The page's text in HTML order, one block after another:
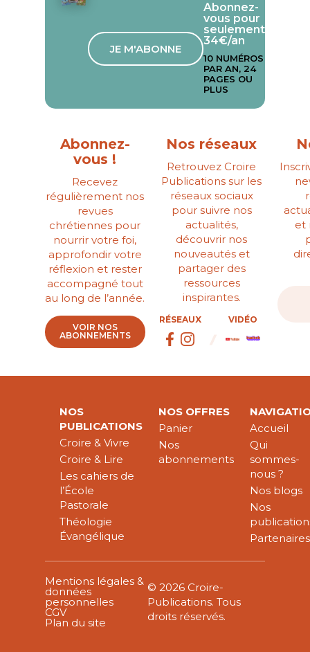
JE M'ABONNE
Abonnez-
vous pour
seulement
34€/an
10 NUMÉROS
PAR AN, 24
PAGES OU
PLUS
Abonnez-
vous !
Recevez
régulièrement nos
revues
chrétiennes pour
nourrir votre foi,
approfondir votre
réflexion et rester
accompagné tout
au long de l’année.
VOIR NOS
ABONNEMENTS
Nos réseaux
Retrouvez Croire
Publications sur les
réseaux sociaux
pour suivre nos
actualités,
découvrir nos
nouveautés et
partager des
ressources
inspirantes.
RÉSEAUX VIDÉO
et
NOS
PUBLICATIONS
Croire & Vivre
Croire & Lire
Les cahiers de
l’École
Pastorale
Théologie
Évangélique
NOS OFFRES
Panier
Nos
abonnements
Accueil
Qui
sommes-
nous ?
Nos blogs
Nos
Partenaires
Mentions légales &
données
personnelles
CGV
Plan du site
© 2026 Croire-
Publications. Tous
droits réservés.